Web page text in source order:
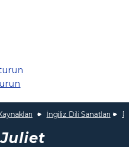
İngiliz Dili Sanatları